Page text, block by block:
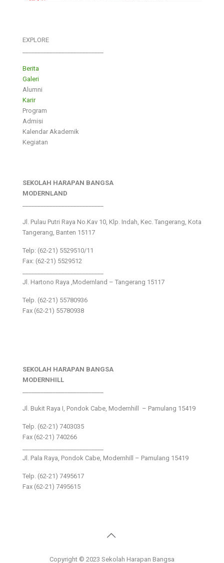
EXPLORE
Berita
Galeri
Alumni
Karir
Program
Admisi
Kalendar Akademik
Kegiatan
SEKOLAH HARAPAN BANGSA
MODERNLAND
Jl. Pulau Putri Raya No.Kav 10, Klp. Indah, Kec. Tangerang, Kota
Tangerang, Banten 15117
Telp: (62-21) 5529510/11
Fax: (62-21) 5529512
Jl. Hartono Raya ,Modernland – Tangerang 15117
Telp. (62-21) 55780936
Fax (62-21) 55780938
SEKOLAH HARAPAN BANGSA
MODERNHILL
Jl. Bukit Raya I, Pondok Cabe, Modernhill – Pamulang 15419
Telp. (62-21) 7403035
Fax (62-21) 740266
Jl. Pala Raya, Pondok Cabe, Modernhill – Pamulang 15419
Telp. (62-21) 7495617
Fax (62-21) 7495615
Copyright © 2023 Sekolah Harapan Bangsa